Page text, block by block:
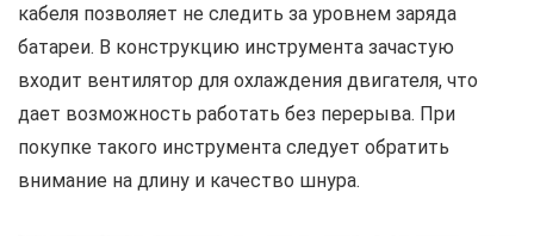
кабеля позволяет не следить за уровнем заряда
батареи. В конструкцию инструмента зачастую
входит вентилятор для охлаждения двигателя, что
дает возможность работать без перерыва. При
покупке такого инструмента следует обратить
внимание на длину и качество шнура.